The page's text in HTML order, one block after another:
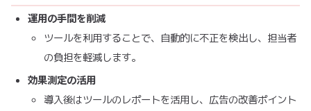
運用の手間を削減
ツールを利用することで、自動的に不正を検出し、担当者
の負担を軽減します。
効果測定の活用
導入後はツールのレポートを活用し、広告の改善ポイント